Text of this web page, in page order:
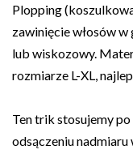
Plopping
zawinięcie włosów w
lub wiskozowy.
rozmiarze L-XL,
Ten trik stosujemy
odsączeniu nadmiaru